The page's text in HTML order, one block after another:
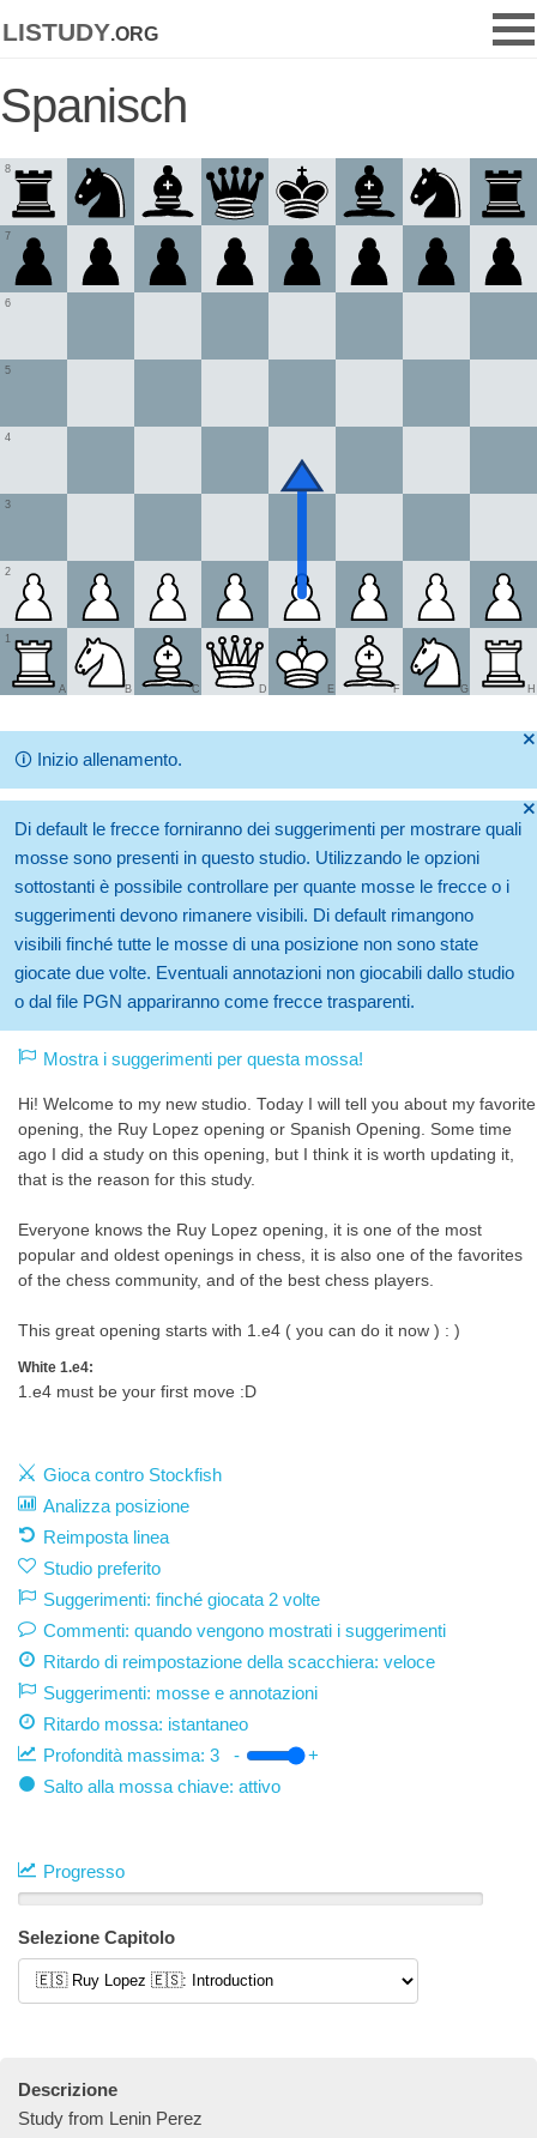
listudy.org
Spanisch
1
2
3
4
5
6
7
8
A B C D E F G H
🞫
🛈 Inizio allenamento.
🞫
Di default le frecce forniranno dei suggerimenti per mostrare quali
mosse sono presenti in questo studio. Utilizzando le opzioni
sottostanti è possibile controllare per quante mosse le frecce o i
suggerimenti devono rimanere visibili. Di default rimangono
visibili finché tutte le mosse di una posizione non sono state
giocate due volte. Eventuali annotazioni non giocabili dallo studio
o dal file PGN appariranno come frecce trasparenti.
Mostra i suggerimenti per questa mossa!
Hi! Welcome to my new studio. Today I will tell you about my favorite
opening, the Ruy Lopez opening or Spanish Opening. Some time
ago I did a study on this opening, but I think it is worth updating it,
that is the reason for this study.
Everyone knows the Ruy Lopez opening, it is one of the most
popular and oldest openings in chess, it is also one of the favorites
of the chess community, and of the best chess players.
This great opening starts with 1.e4 ( you can do it now ) : )
White 1.e4:
1.e4 must be your first move :D
Gioca contro Stockfish
Analizza posizione
Reimposta linea
Studio preferito
Suggerimenti: finché giocata 2 volte
Commenti: quando vengono mostrati i suggerimenti
Ritardo di reimpostazione della scacchiera: veloce
Suggerimenti: mosse e annotazioni
Ritardo mossa: istantaneo
Profondità massima: 3 -
+
Salto alla mossa chiave: attivo
Progresso
Selezione Capitolo
Descrizione
Study from Lenin Perez